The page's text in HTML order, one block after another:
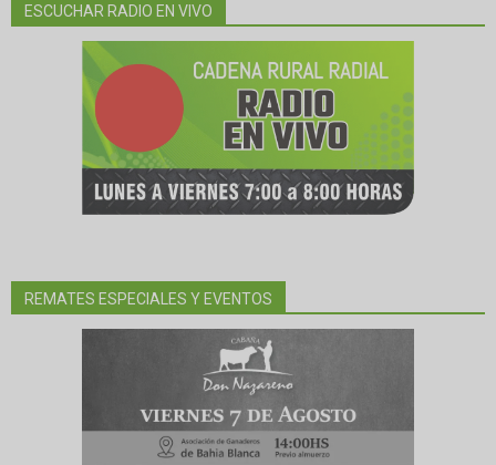
ESCUCHAR RADIO EN VIVO
REMATES ESPECIALES Y EVENTOS